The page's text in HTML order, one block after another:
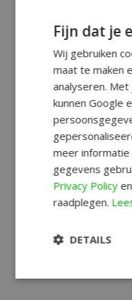
Fijn dat je
Wij gebruiken
maat te maken
analyseren.
kunnen Google
meer
gegevens
Privacy Policy
raadplegen.
DETAILS